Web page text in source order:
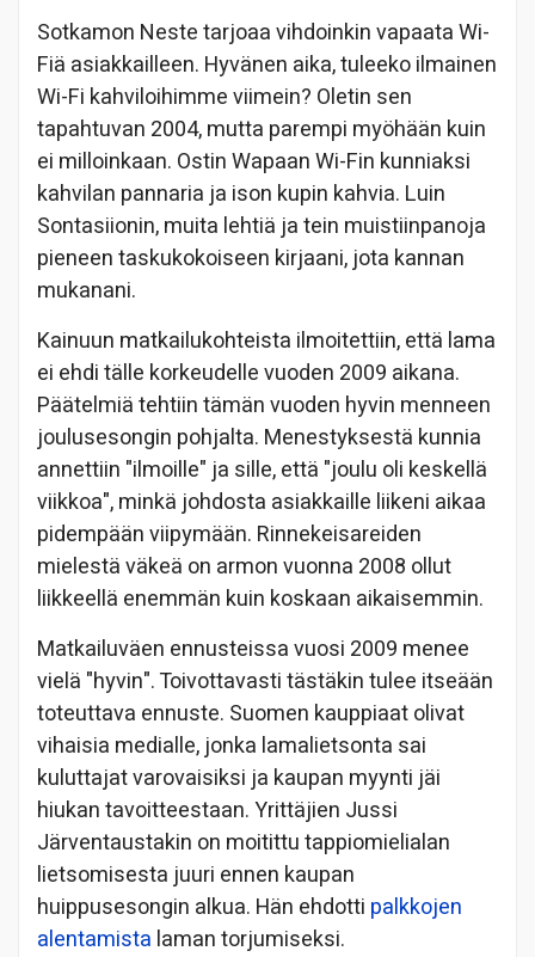
Sotkamon Neste tarjoaa vihdoinkin vapaata Wi-
Fiä asiakkailleen. Hyvänen aika, tuleeko ilmainen
Wi-Fi kahviloihimme viimein? Oletin sen
tapahtuvan 2004, mutta parempi myöhään kuin
ei milloinkaan. Ostin Wapaan Wi-Fin kunniaksi
kahvilan pannaria ja ison kupin kahvia. Luin
Sontasiionin, muita lehtiä ja tein muistiinpanoja
pieneen taskukokoiseen kirjaani, jota kannan
mukanani.
Kainuun matkailukohteista ilmoitettiin, että lama
ei ehdi tälle korkeudelle vuoden 2009 aikana.
Päätelmiä tehtiin tämän vuoden hyvin menneen
joulusesongin pohjalta. Menestyksestä kunnia
annettiin "ilmoille" ja sille, että "joulu oli keskellä
viikkoa", minkä johdosta asiakkaille liikeni aikaa
pidempään viipymään. Rinnekeisareiden
mielestä väkeä on armon vuonna 2008 ollut
liikkeellä enemmän kuin koskaan aikaisemmin.
Matkailuväen ennusteissa vuosi 2009 menee
vielä "hyvin". Toivottavasti tästäkin tulee itseään
toteuttava ennuste. Suomen kauppiaat olivat
vihaisia medialle, jonka lamalietsonta sai
kuluttajat varovaisiksi ja kaupan myynti jäi
hiukan tavoitteestaan. Yrittäjien Jussi
Järventaustakin on moitittu tappiomielialan
lietsomisesta juuri ennen kaupan
huippusesongin alkua. Hän ehdotti palkkojen
alentamista laman torjumiseksi.